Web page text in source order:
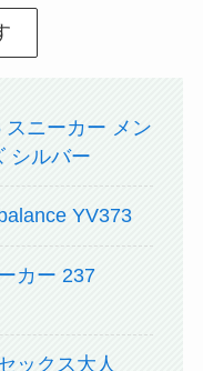
ニーカー メン
シルバー
YV373
カー 237
ックス大人